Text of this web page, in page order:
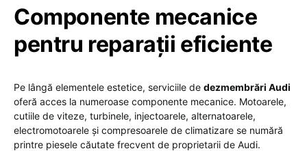
Componente mecanice
pentru reparații eficiente
Pe lângă elementele estetice, serviciile de dezmembrări Audi
oferă acces la numeroase componente mecanice. Motoarele,
cutiile de viteze, turbinele, injectoarele, alternatoarele,
electromotoarele și compresoarele de climatizare se numără
printre piesele căutate frecvent de proprietarii de Audi.